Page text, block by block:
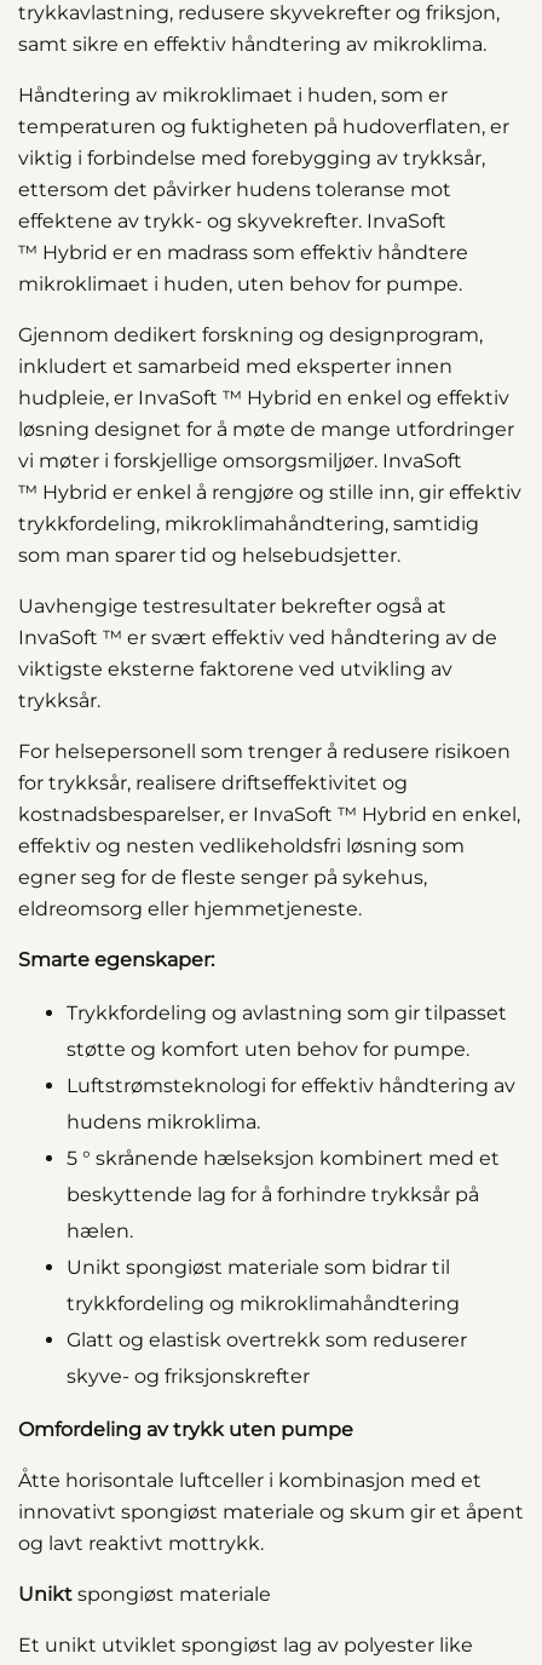
trykkavlastning, redusere skyvekrefter og friksjon,
samt sikre en effektiv håndtering av mikroklima.
Håndtering av mikroklimaet i huden, som er
temperaturen og fuktigheten på hudoverflaten, er
viktig i forbindelse med forebygging av trykksår,
ettersom det påvirker hudens toleranse mot
effektene av trykk- og skyvekrefter. InvaSoft
™ Hybrid er en madrass som effektiv håndtere
mikroklimaet i huden, uten behov for pumpe.
Gjennom dedikert forskning og designprogram,
inkludert et samarbeid med eksperter innen
hudpleie, er InvaSoft ™ Hybrid en enkel og effektiv
løsning designet for å møte de mange utfordringer
vi møter i forskjellige omsorgsmiljøer. InvaSoft
™ Hybrid er enkel å rengjøre og stille inn, gir effektiv
trykkfordeling, mikroklimahåndtering, samtidig
som man sparer tid og helsebudsjetter.
Uavhengige testresultater bekrefter også at
InvaSoft ™ er svært effektiv ved håndtering av de
viktigste eksterne faktorene ved utvikling av
trykksår.
For helsepersonell som trenger å redusere risikoen
for trykksår, realisere driftseffektivitet og
kostnadsbesparelser, er InvaSoft ™ Hybrid en enkel,
effektiv og nesten vedlikeholdsfri løsning som
egner seg for de fleste senger på sykehus,
eldreomsorg eller hjemmetjeneste.
Smarte egenskaper:
Trykkfordeling og avlastning som gir tilpasset
støtte og komfort uten behov for pumpe.
Luftstrømsteknologi for effektiv håndtering av
hudens mikroklima.
5 ° skrånende hælseksjon kombinert med et
beskyttende lag for å forhindre trykksår på
hælen.
Unikt spongiøst materiale som bidrar til
trykkfordeling og mikroklimahåndtering
Glatt og elastisk overtrekk som reduserer
skyve- og friksjonskrefter
Omfordeling av trykk uten pumpe
Åtte horisontale luftceller i kombinasjon med et
innovativt spongiøst materiale og skum gir et åpent
og lavt reaktivt mottrykk.
Unikt spongiøst materiale
Et unikt utviklet spongiøst lag av polyester like